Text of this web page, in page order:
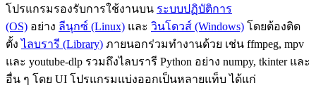
โปรแกรมรองรับการใช้งานบน ระบบปฏิบัติการ
(OS) อย่าง ลีนุกซ์ (Linux) และ วินโดวส์ (Windows) โดยต้องติด
ตั้งไลบรารี (Library) ภายนอกร่วมทำงานด้วย เช่น ffmpeg, mpv
และ youtube-dlp รวมถึงไลบรารี Python อย่าง numpy, tkinter และ
อื่น ๆ โดย UI โปรแกรมแบ่งออกเป็นหลายแท็บ ได้แก่